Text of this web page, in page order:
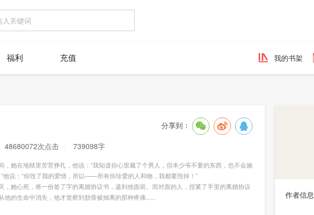
福利 充值 我的书架
48680072次点击 739098字
她在地狱里苦苦挣扎，他说：“我知道你心里藏了个男人，但本少爷不要的东西，也不会施
他说：“你毁了我的爱情，所以——所有你珍爱的人和物，我都要毁掉！”
她心死，将一份签了字的离婚协议书，递到他面前。而对面的人，捏紧了手里的离婚协议
他的生命中消失，他才觉察到肋骨被抽离的那种疼痛......
分享到：
作者信息